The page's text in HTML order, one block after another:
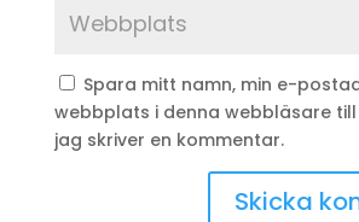
Spara mitt namn, min e-
webbplats i denna webbläsare
jag skriver en kommentar.